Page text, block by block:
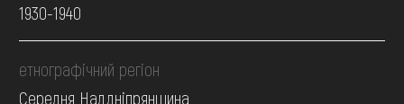
1930-1940
етнографічний регіон
Середня Наддніпрянщина